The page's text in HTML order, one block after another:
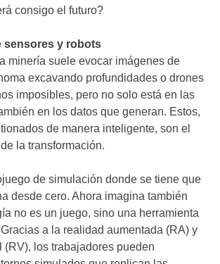
consigo el futuro?
sensores y robots
minería suele evocar imágenes de
excavando profundidades o drones
imposibles, pero no solo está en las
en los datos que generan. Estos,
de manera inteligente, son el
la transformación.
de simulación donde se tiene que
desde cero. Ahora imagina también
no es un juego, sino una herramienta
a la realidad aumentada (RA) y
(RV), los trabajadores pueden